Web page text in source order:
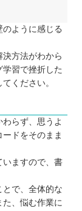
ように感じる
方法がわから
習で挫折した
ください。
らず、思うよ
ドをそのまま
いますので、書
で、全体的な
、悩む作業に